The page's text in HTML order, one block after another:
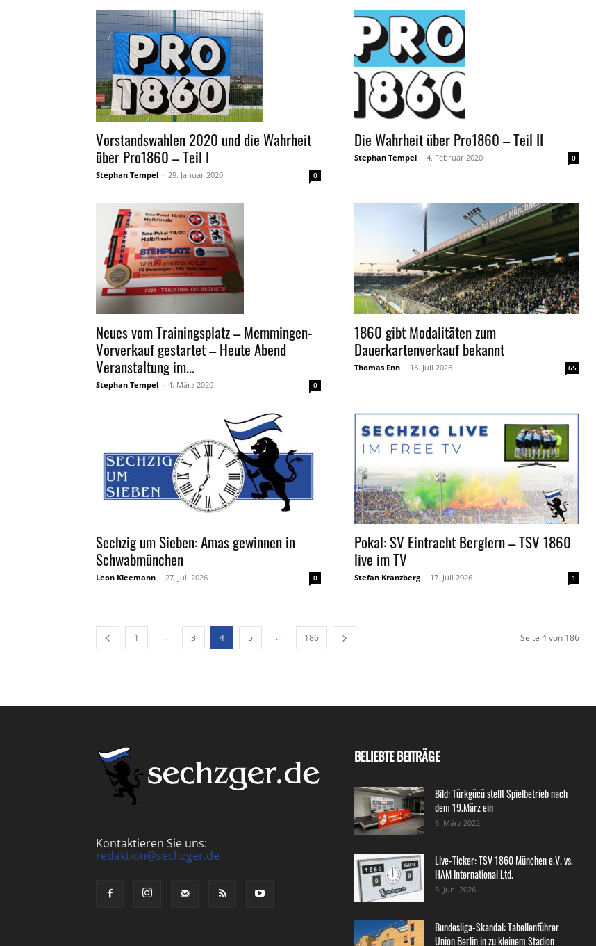
Vorstandswahlen 2020 und die Wahrheit
über Pro1860 – Teil I
Stephan Tempel - 29. Januar 2020 0
Die Wahrheit über Pro1860 – Teil II
Stephan Tempel - 4. Februar 2020 0
Neues vom Trainingsplatz – Memmingen-
Vorverkauf gestartet – Heute Abend
Veranstaltung im...
Stephan Tempel - 4. März 2020 0
1860 gibt Modalitäten zum
Dauerkartenverkauf bekannt
Thomas Enn - 16. Juli 2026 65
Sechzig um Sieben: Amas gewinnen in
Schwabmünchen
Leon Kleemann - 27. Juli 2026 0
Pokal: SV Eintracht Berglern – TSV 1860
live im TV
Stefan Kranzberg - 17. Juli 2026 1
1 ... 3 4 5 ... 186 Seite 4 von 186
Kontaktieren Sie uns:
redaktion@sechzger.de
BELIEBTE BEITRÄGE
Bild: Türkgücü stellt Spielbetrieb nach
dem 19.März ein
6. März 2022
Live-Ticker: TSV 1860 München e.V. vs.
HAM International Ltd.
3. Juni 2026
Bundesliga-Skandal: Tabellenführer
Union Berlin in zu kleinem Stadion